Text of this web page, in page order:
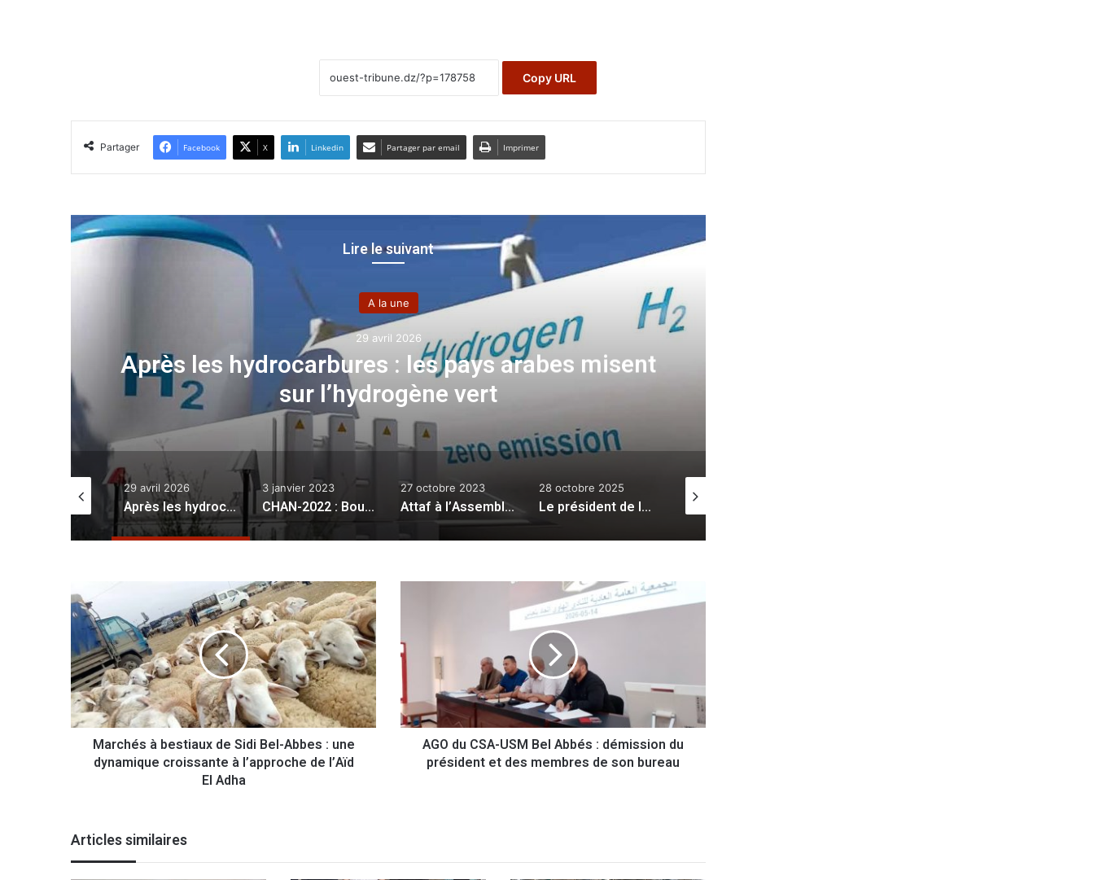
Copy URL
Partager Facebook X Linkedin Partager par email Imprimer
Lire le suivant
A la une
29 avril 2026
Après les hydrocarbures : les pays arabes misent
sur l’hydrogène vert
:
29 avril 2026
Après les hydrocarbures : les pays arabes misent sur l’hydrogène vert
3 janvier 2023
CHAN-2022 : Bougherra dévoile une liste de 28 joueurs
27 octobre 2023
Attaf à l’Assemblée générale de l’ONU : mettre un terme aux malheurs successifs qui s’abattent sur Ghaza
28 octobre 2025
Le président de la République préside la cérémonie de remise des lettres de créance de six nouveaux ambassadeurs
a
h
é
s
à
b
x
d
Marchés à bestiaux de Sidi Bel-Abbes : une
dynamique croissante à l’approche de l’Aïd
El Adha
d
u
C
S
A
-
b
AGO du CSA-USM Bel Abbés : démission du
président et des membres de son bureau
Articles similaires